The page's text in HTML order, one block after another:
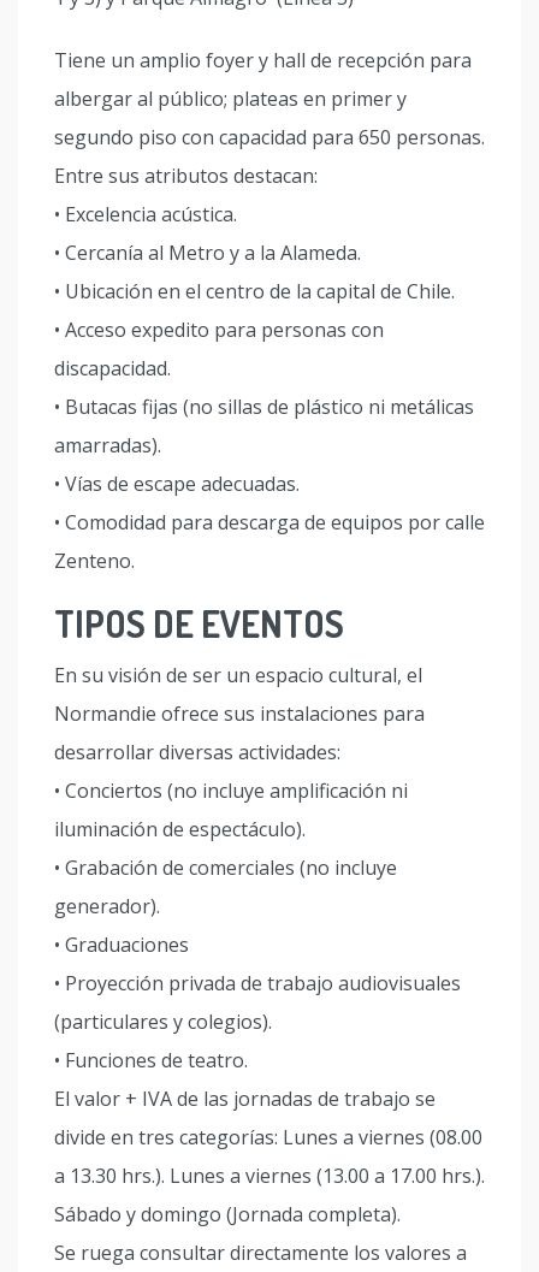
Tiene un amplio foyer y hall de recepción para
albergar al público; plateas en primer y
segundo piso con capacidad para 650 personas.
Entre sus atributos destacan:
• Excelencia acústica.
• Cercanía al Metro y a la Alameda.
• Ubicación en el centro de la capital de Chile.
• Acceso expedito para personas con
discapacidad.
• Butacas fijas (no sillas de plástico ni metálicas
amarradas).
• Vías de escape adecuadas.
• Comodidad para descarga de equipos por calle
Zenteno.
TIPOS DE EVENTOS
En su visión de ser un espacio cultural, el
Normandie ofrece sus instalaciones para
desarrollar diversas actividades:
• Conciertos (no incluye amplificación ni
iluminación de espectáculo).
• Grabación de comerciales (no incluye
generador).
• Graduaciones
• Proyección privada de trabajo audiovisuales
(particulares y colegios).
• Funciones de teatro.
El valor + IVA de las jornadas de trabajo se
divide en tres categorías: Lunes a viernes (08.00
a 13.30 hrs.). Lunes a viernes (13.00 a 17.00 hrs.).
Sábado y domingo (Jornada completa).
Se ruega consultar directamente los valores a